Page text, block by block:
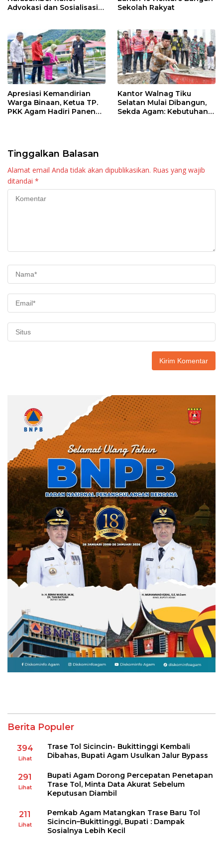
Advokasi dan Sosialisasi
Sekolah Rakyat
Apresiasi Kemandirian
Warga Binaan, Ketua TP.
PKK Agam Hadiri Panen
Kantor Walnag Tiku
Selatan Mulai Dibangun,
Sekda Agam: Kebutuhan
Tinggalkan Balasan
Alamat email Anda tidak akan dipublikasikan. Ruas yang wajib
ditandai *
Berita Populer
394
Lihat
Trase Tol Sicincin- Bukittinggi Kembali
Dibahas, Bupati Agam Usulkan Jalur Bypass
291
Lihat
Bupati Agam Dorong Percepatan Penetapan
Trase Tol, Minta Data Akurat Sebelum
Keputusan Diambil
211
Lihat
Pemkab Agam Matangkan Trase Baru Tol
Sicincin–Bukittinggi, Bupati : Dampak
Sosialnya Lebih Kecil